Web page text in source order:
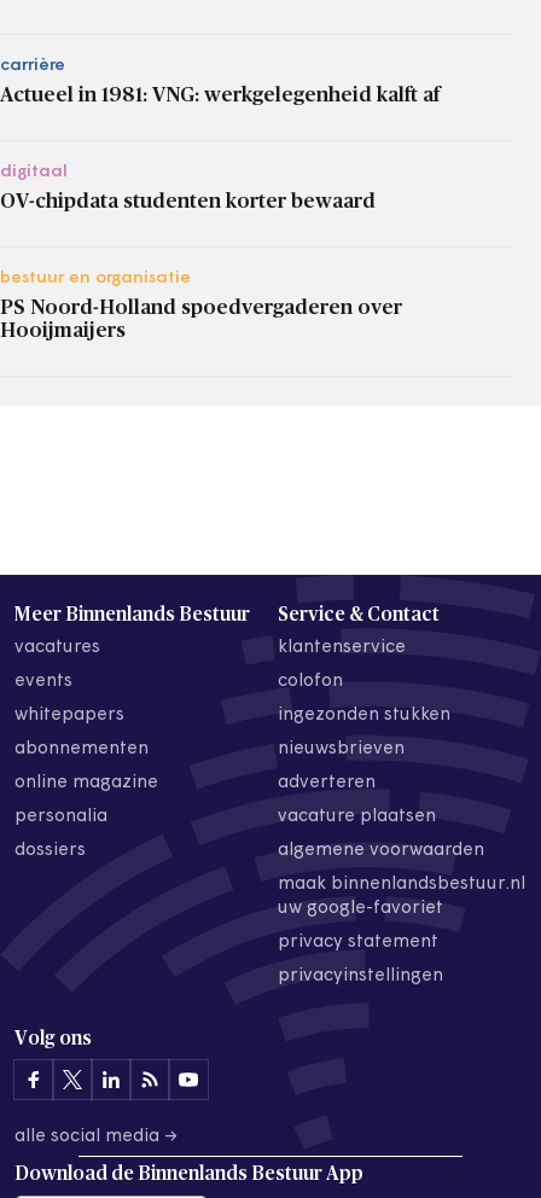
carrière
Actueel in 1981: VNG: werkgelegenheid kalft af
digitaal
OV-chipdata studenten korter bewaard
bestuur en organisatie
PS Noord-Holland spoedvergaderen over
Hooijmaijers
Meer Binnenlands Bestuur
vacatures
events
whitepapers
abonnementen
online magazine
personalia
dossiers
Service & Contact
klantenservice
colofon
ingezonden stukken
nieuwsbrieven
adverteren
vacature plaatsen
algemene voorwaarden
maak binnenlandsbestuur.nl
uw google-favoriet
privacy statement
privacyinstellingen
Volg ons
alle social media →
Download de Binnenlands Bestuur App